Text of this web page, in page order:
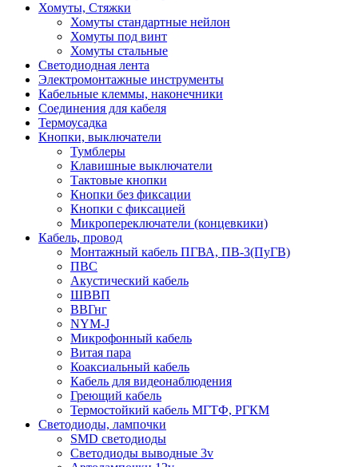
Хомуты, Стяжки
Хомуты стандартные нейлон
Хомуты под винт
Хомуты стальные
Светодиодная лента
Электромонтажные инструменты
Кабельные клеммы, наконечники
Соединения для кабеля
Термоусадка
Кнопки, выключатели
Тумблеры
Клавишные выключатели
Тактовые кнопки
Кнопки без фиксации
Кнопки с фиксацией
Микропереключатели (концевкики)
Кабель, провод
Монтажный кабель ПГВА, ПВ-3(ПуГВ)
ПВС
Акустический кабель
ШВВП
ВВГнг
NYM-J
Микрофонный кабель
Витая пара
Коаксиальный кабель
Кабель для видеонаблюдения
Греющий кабель
Термостойкий кабель МГТФ, РГКМ
Светодиоды, лампочки
SMD светодиоды
Светодиоды выводные 3v